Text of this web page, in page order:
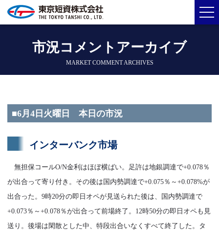
市況コメントアーカイブ
MARKET COMMENT ARCHIVES
■6月4日火曜日 本日の市況
インターバンク市場
無担保コールO/N金利はほぼ横ばい。足許は地銀調達で+0.078％
が出合って寄り付き。その後は国内勢調達で+0.075％～+0.078%が
出合った。9時20分の即日オペが見送られた後は、国内勢調達で
+0.073％～+0.078％が出合って前場終了。12時50分の即日オペも見
送り。後場は閑散とした中、特段出合いなくすべて終了した。タ